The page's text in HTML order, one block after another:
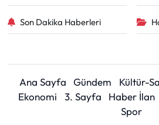
Son Dakika Haberleri
Ana Sayfa Gündem Kültür-
Ekonomi
3. Sayfa Haber İlan
Spor